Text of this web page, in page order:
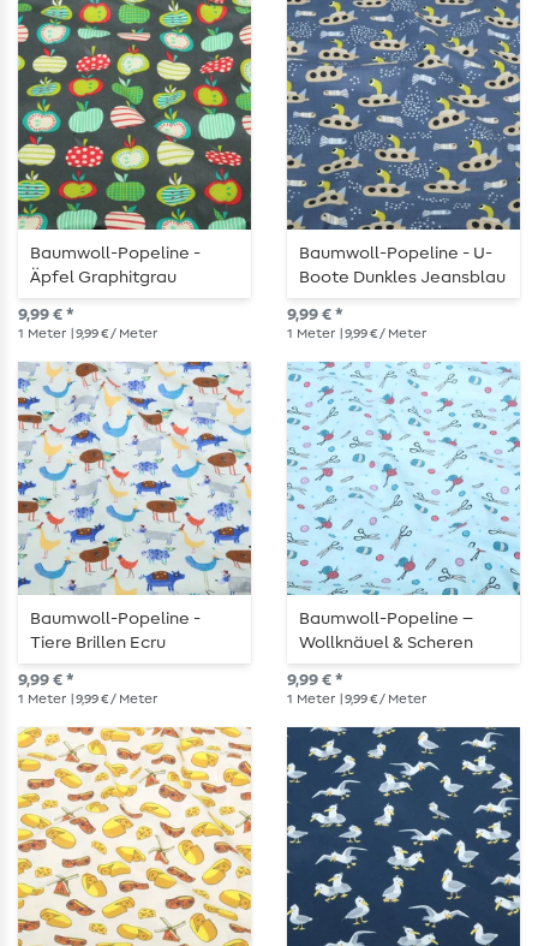
Baumwoll-Popeline -
Äpfel Graphitgrau
9,99 € *
1 Meter | 9,99 € / Meter
Baumwoll-Popeline - U-
Boote Dunkles Jeansblau
9,99 € *
1 Meter | 9,99 € / Meter
Baumwoll-Popeline -
Tiere Brillen Ecru
9,99 € *
1 Meter | 9,99 € / Meter
Baumwoll-Popeline –
Wollknäuel & Scheren
Helltürkis
9,99 € *
1 Meter | 9,99 € / Meter